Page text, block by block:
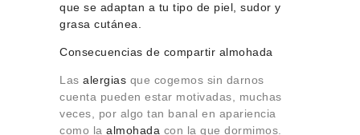
que se adaptan a tu tipo de piel, sudor y
grasa cutánea.
Consecuencias de compartir almohada
Las alergias que cogemos sin darnos
cuenta pueden estar motivadas, muchas
veces, por algo tan banal en apariencia
como la almohada con la que dormimos.